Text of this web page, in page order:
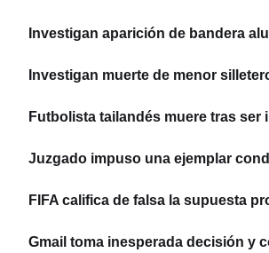
Investigan aparición de bandera
Investigan muerte de menor
Futbolista tailandés muere tras
Juzgado impuso una ejemplar
FIFA califica de falsa la supuesta
Gmail toma inesperada decisión y